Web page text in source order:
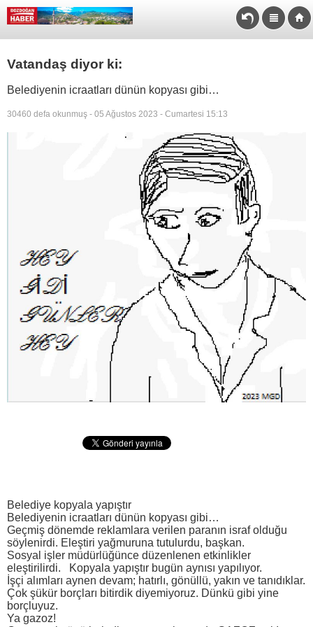
Vatandaş diyor ki:
Belediyenin icraatları dünün kopyası gibi…
30460 defa okunmuş - 05 Ağustos 2023 - Cumartesi 15:13
Belediye kopyala yapıştır
Belediyenin icraatları dünün kopyası gibi…
Geçmiş dönemde reklamlara verilen paranın israf olduğu
söylenirdi. Eleştiri yağmuruna tutulurdu, başkan.
Sosyal işler müdürlüğünce düzenlenen etkinlikler
eleştirilirdi. Kopyala yapıştır bugün aynısı yapılıyor.
İşçi alımları aynen devam; hatırlı, gönüllü, yakın ve tanıdıklar.
Çok şükür borçları bitirdik diyemiyoruz. Dünkü gibi yine
borçluyuz.
Ya gazoz!